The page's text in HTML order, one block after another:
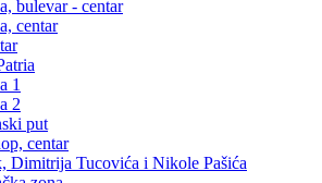
bulevar - centar
centar
1
2
put
centar
Dimitrija Tucovića i Nikole Pašića